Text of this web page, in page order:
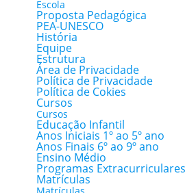
Escola
Proposta Pedagógica
PEA-UNESCO
História
Equipe
Estrutura
Área de Privacidade
Política de Privacidade
Política de Cokies
Cursos
Cursos
Educação Infantil
Anos Iniciais 1º ao 5º ano
Anos Finais 6º ao 9º ano
Ensino Médio
Programas Extracurriculares
Matrículas